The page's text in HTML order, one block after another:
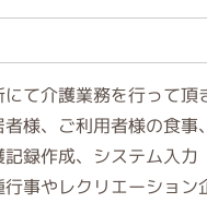
て介護業務を行って頂
者様、ご利用者様の食
記録作成、システム入力
行事やレクリエーション